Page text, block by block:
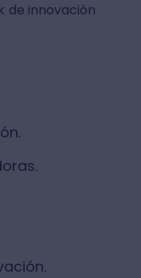
de innovación